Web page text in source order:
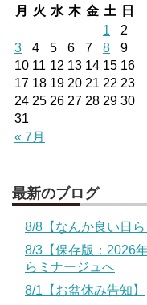
月
火 水 木 金 土 日
« 7月
1
2
3
4 5 6 7 8
9
10 11 12 13 14 15 16
17 18 19 20 21 22 23
24 25 26 27 28 29 30
31
最新のブログ
8/8【なんか良い日ら
8/3【保存版：2026
らミナージュへ
8/1【お盆休み告知】